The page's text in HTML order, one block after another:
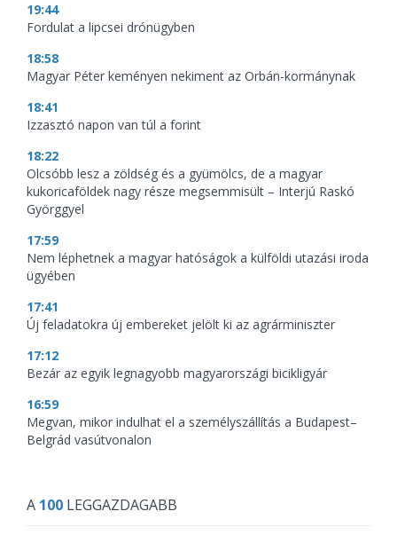
19:44
Fordulat a lipcsei drónügyben
18:58
Magyar Péter keményen nekiment az Orbán-kormánynak
18:41
Izzasztó napon van túl a forint
18:22
Olcsóbb lesz a zöldség és a gyümölcs, de a magyar
kukoricaföldek nagy része megsemmisült – Interjú Raskó
Györggyel
17:59
Nem léphetnek a magyar hatóságok a külföldi utazási iroda
ügyében
17:41
Új feladatokra új embereket jelölt ki az agrárminiszter
17:12
Bezár az egyik legnagyobb magyarországi bicikligyár
16:59
Megvan, mikor indulhat el a személyszállítás a Budapest–
Belgrád vasútvonalon
A 100 LEGGAZDAGABB